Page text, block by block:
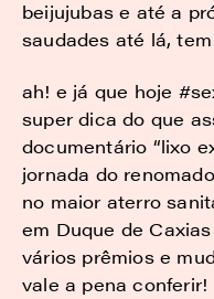
beijujubas e até a
saudades até lá,
ah! e já que hoje
super dica do que
documentário “lixo
jornada do
no maior aterro
em Duque de
vários prêmios e
vale a pena conferir!